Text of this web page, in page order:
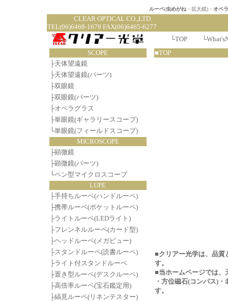
ルーペ(虫めがね ・拡大鏡)・ オペ
CLEAR
TEL(06)6468-1679 FAX(06)6465-6277
└TOP └
SCOPE
├天体望遠鏡
├天体望遠鏡(パーツ)
├双眼鏡
├双眼鏡(パーツ)
├オペラグラス
├単眼鏡(ギャラリースコープ)
└単眼鏡(フィールドスコープ)
MICROSCOPE
├顕微鏡
├顕微鏡(パーツ)
└ペン型マイクロスコープ
LUPE
├手持ちルーペ(ハンドルーペ)
├携帯ルーペ(ポケットルーペ)
├ライトルーペ(LEDライト)
├フレンネルルーペ(カード型)
├ヘッドルーペ(メガビュー)
├スタンドルーペ(読書ルーペ)
├ライト付スタンドルーペ
├置き型ルーペ(デスクルーペ)
├高倍率ルーペ(宝石鑑定用)
├縞見ルーペ(リネンテスター)
■TOP
■クリアー光学は、品質
す。
■当ホームページでは、
・方位磁石(コンパス)
す。